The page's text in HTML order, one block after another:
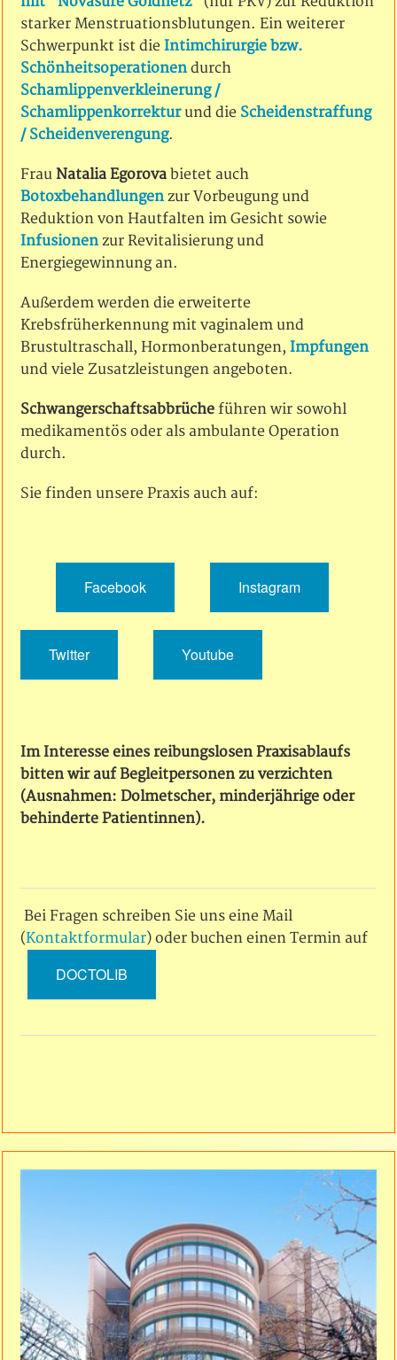
starker Menstruationsblutungen. Ein weiterer
Schwerpunkt ist dieIntimchirurgie bzw.
Schönheitsoperationendurch
Schamlippenverkleinerung /
Schamlippenkorrekturund die Scheidenstraffung
/ Scheidenverengung.
FrauNatalia Egorova bietet auch
Botoxbehandlungen zur Vorbeugung und
Reduktion von Hautfalten im Gesicht sowie
Infusionenzur Revitalisierung und
Energiegewinnung an.
Außerdem werden die erweiterte
Krebsfrüherkennung mit vaginalem und
Brustultraschall, Hormonberatungen,Impfungen
und viele Zusatzleistungen angeboten.
Schwangerschaftsabbrüche führen wir sowohl
medikamentös oder als ambulante Operation
durch.
Sie finden unsere Praxis auch auf:
Facebook Instagram
Twitter Youtube
Im Interesse eines reibungslosen Praxisablaufs
bitten wir auf Begleitpersonen zu verzichten
(Ausnahmen: Dolmetscher, minderjährige oder
behinderte Patientinnen).
Bei Fragen schreiben Sie uns eine Mail
(Kontaktformular) oder buchen einen Termin auf
DOCTOLIB